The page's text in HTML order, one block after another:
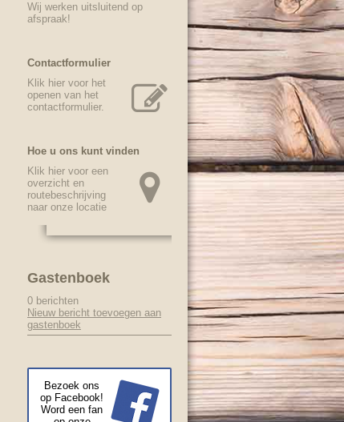
Wij werken uitsluitend op
afspraak!
Contactformulier
Klik hier voor het
openen van het
contactformulier.
Hoe u ons kunt vinden
Klik hier voor een
overzicht en
routebeschrijving
naar onze locatie
Gastenboek
0 berichten
Nieuw bericht toevoegen aan
gastenboek
Bezoek ons
op Facebook!
Word een fan